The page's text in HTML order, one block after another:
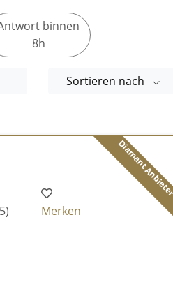
binnen
8h
Sortieren nach
Diamant Anbieter
Merken